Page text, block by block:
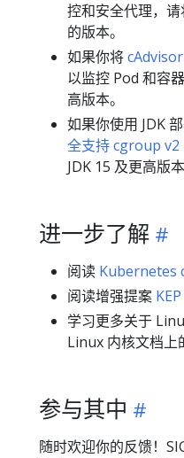
控和安全代理，
的版本。
如果你将cAdvisor
以监控 Pod 和容
高版本。
如果你使用 JDK
全支持 cgroup v2
JDK 15 及更高版本
进一步了解
阅读 Kubernetes
阅读增强提案
学习更多关于
Linux 内核文档上
参与其中
随时欢迎你的反馈！